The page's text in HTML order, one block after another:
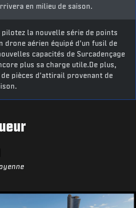
en milieu de saison.
pilotez la nouvelle série de points
drone aérien équipé d'un fusil de
capacités de Surcadençage
plus sa charge utile.De plus,
de pièces d'attirail provenant de